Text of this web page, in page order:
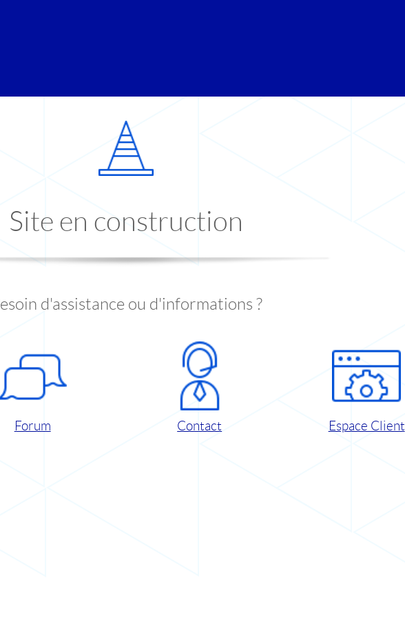
Site en construction
d'assistance ou d'informations ?
Forum Contact Espace Client